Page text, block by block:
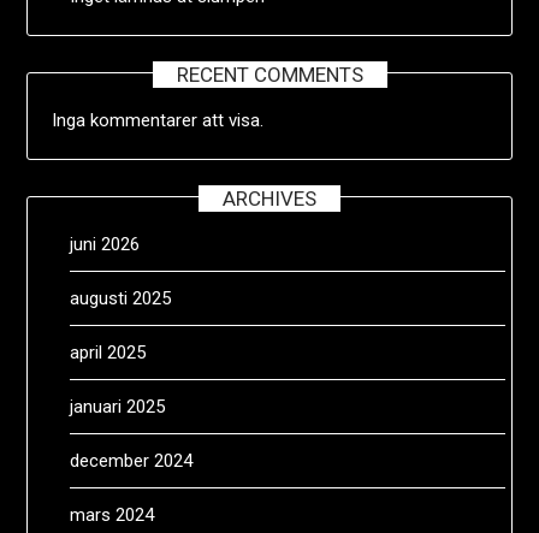
RECENT COMMENTS
Inga kommentarer att visa.
ARCHIVES
juni 2026
augusti 2025
april 2025
januari 2025
december 2024
mars 2024